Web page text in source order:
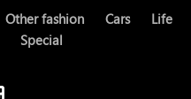
Other fashion Cars
Life
Special